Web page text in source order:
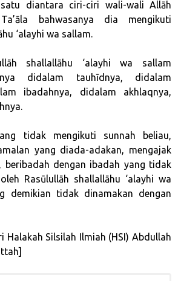
diantara ciri-ciri wali-wali Allāh
bahwasanya dia mengikuti
‘alayhi wa sallam.
shallallāhu ‘alayhi wa sallam
didalam tauhīdnya, didalam
ibadahnya, didalam akhlaqnya,
tidak mengikuti sunnah beliau,
yang diada-adakan, mengajak
beribadah dengan ibadah yang tidak
Rasūlullāh shallallāhu ‘alayhi wa
demikian tidak dinamakan dengan
Halakah Silsilah Ilmiah (HSI) Abdullah